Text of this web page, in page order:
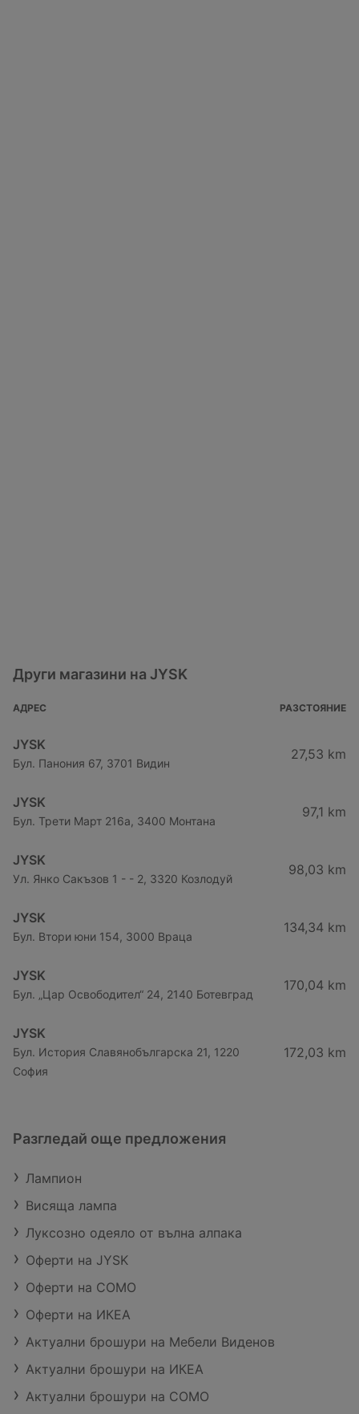
Други магазини на JYSK
АДРЕС РАЗСТОЯНИЕ
JYSK
Бул. Панония 67, 3701 Видин
27,53 km
JYSK
Бул. Трети Март 216a, 3400 Монтана
97,1 km
JYSK
Ул. Янко Сакъзов 1 - - 2, 3320 Козлодуй
98,03 km
JYSK
Бул. Втори юни 154, 3000 Враца
134,34 km
JYSK
Бул. „Цар Освободител“ 24, 2140 Ботевград
170,04 km
JYSK
Бул. История Славянобългарска 21, 1220
София
172,03 km
Разгледай още предложения
Лампион
Висяща лампа
Луксозно одеяло от вълна алпака
Оферти на JYSK
Оферти на COMO
Оферти на ИКЕА
Актуални брошури на Мебели Виденов
Актуални брошури на ИКЕА
Актуални брошури на COMO